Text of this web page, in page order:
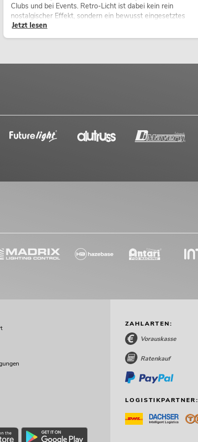
Clubs und bei Events. Retro-Licht ist dabei kein rein
nostalgischer Effekt, sondern ein bewusst eingesetztes
Gestaltungsmittel: Es schafft Atmosphäre, gibt Szenen
Charakter und kann technische LED-Setups emotionaler
Jetzt lesen
ZAHLARTEN:
Vorauskasse
Ratenkauf
LOGISTIKPARTNER: